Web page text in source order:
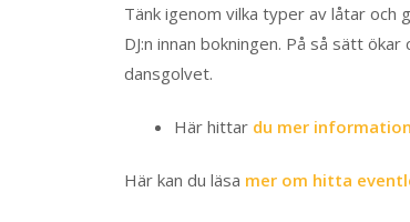
Tänk igenom vilka typer av låtar
DJ:n innan bokningen. På så sätt
dansgolvet.
Här hittar du mer
Här kan du läsa mer om hitta